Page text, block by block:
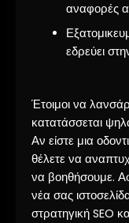
αναφορές
εδρεύει
Έτοιμοι να
κατατάσσεται
Αν είστε μια
θέλετε να
να βοηθήσουμε.
νέα σας
στρατηγική SEO